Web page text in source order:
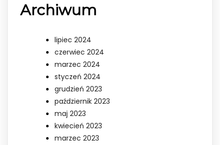
Archiwum
lipiec 2024
czerwiec 2024
marzec 2024
styczeń 2024
grudzień 2023
październik 2023
maj 2023
kwiecień 2023
marzec 2023